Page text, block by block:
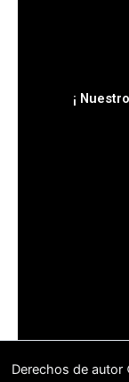
¡
Derechos de